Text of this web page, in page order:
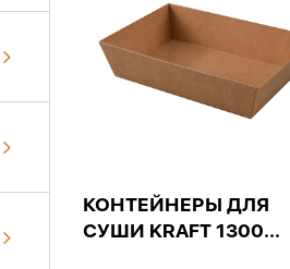
КОНТЕЙНЕРЫ ДЛЯ
СУШИ KRAFT 1300...